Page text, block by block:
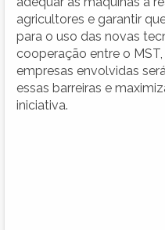
agricultores e garantir
para o uso das novas
cooperação entre o
empresas envolvidas
essas barreiras e
iniciativa.